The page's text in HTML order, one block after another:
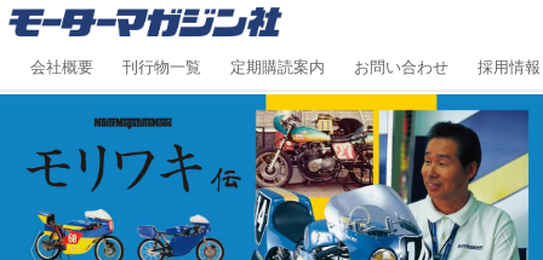
会社概要 刊行物一覧 定期購読案内 お問い合わせ 採用情報